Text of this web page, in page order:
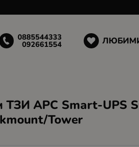
0885544333
092661554
ТЗИ APC Smart-UPS
Tower